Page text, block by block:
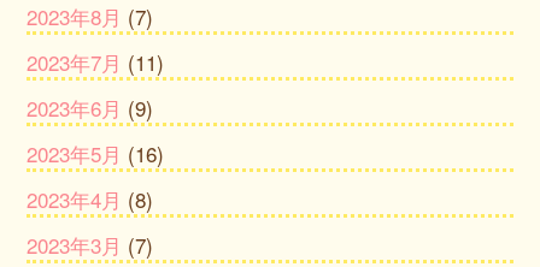
2023年8月 (7)
2023年7月 (11)
2023年6月 (9)
2023年5月 (16)
2023年4月 (8)
2023年3月 (7)